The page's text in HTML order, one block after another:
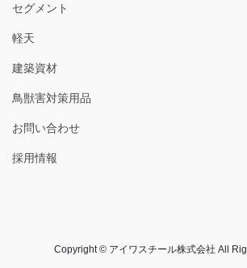
セグメント
軽天
建築資材
鳥獣害対策用品
お問い合わせ
採用情報
Copyright © アイワスチール株式会社 All